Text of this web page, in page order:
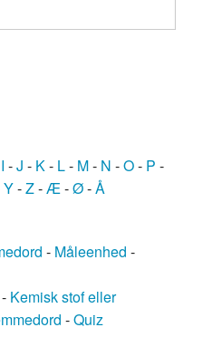
I -J - K- L- M- N -O- P -
Y-Z-Æ-Ø-Å
- Måleenhed -
- Kemisk stof eller
-Quiz